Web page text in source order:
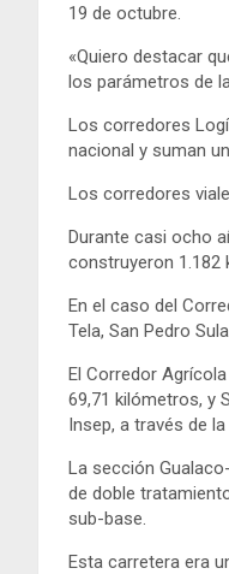
19 de octubre.
«Quiero destacar
los parámetros de
Los corredores
nacional y suman
Los corredores
Durante casi ocho
construyeron
En el caso del
Tela, San Pedro
El Corredor
69,71 kilómetros, y
Insep, a través de
La sección
de doble
sub-base.
Esta carretera era